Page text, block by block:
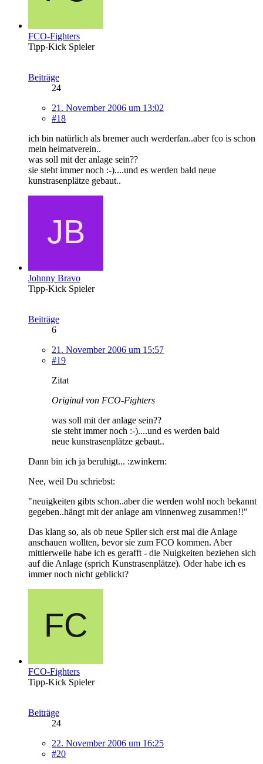
FCO-Fighters
Tipp-Kick Spieler
Beiträge
24
21. November 2006 um 13:02
#18
ich bin natürlich als bremer auch werderfan..aber fco is schon
mein heimatverein..
was soll mit der anlage sein??
sie steht immer noch :-)....und es werden bald neue
kunstrasenplätze gebaut..
Johnny Bravo
Tipp-Kick Spieler
Beiträge
6
21. November 2006 um 15:57
#19
Zitat
Original von FCO-Fighters
was soll mit der anlage sein??
sie steht immer noch :-)....und es werden bald
neue kunstrasenplätze gebaut..
Dann bin ich ja beruhigt... :zwinkern:
Nee, weil Du schriebst:
"neuigkeiten gibts schon..aber die werden wohl noch bekannt
gegeben..hängt mit der anlage am vinnenweg zusammen!!"
Das klang so, als ob neue Spiler sich erst mal die Anlage
anschauen wollten, bevor sie zum FCO kommen. Aber
mittlerweile habe ich es gerafft - die Nuigkeiten beziehen sich
auf die Anlage (sprich Kunstrasenplätze). Oder habe ich es
immer noch nicht geblickt?
FCO-Fighters
Tipp-Kick Spieler
Beiträge
24
22. November 2006 um 16:25
#20